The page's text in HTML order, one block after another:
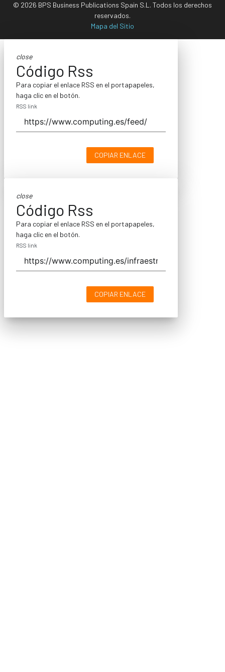
© 2026 BPS Business Publications Spain S.L. Todos los derechos
reservados.
Mapa del Sitio
close
Código Rss
Para copiar el enlace RSS en el portapapeles,
haga clic en el botón.
RSS link
COPIAR ENLACE
close
Código Rss
Para copiar el enlace RSS en el portapapeles,
haga clic en el botón.
RSS link
COPIAR ENLACE